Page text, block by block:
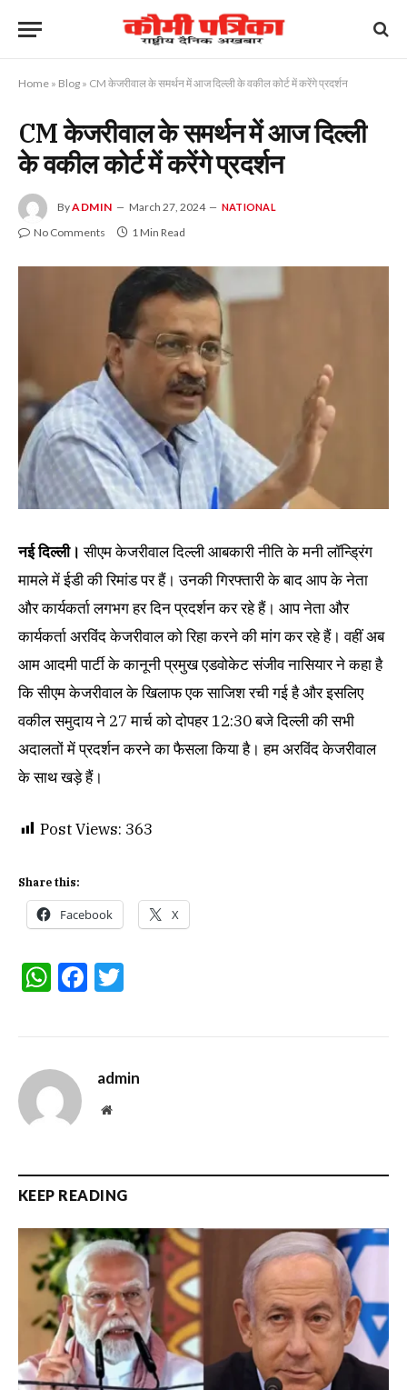
Home » Blog » CM केजरीवाल के समर्थन में आज दिल्ली के वकील कोर्ट में करेंगे प्रदर्शन
CM केजरीवाल के समर्थन में आज दिल्ली
के वकील कोर्ट में करेंगे प्रदर्शन
ByADMIN March 27, 2024 NATIONAL
No Comments 1 Min Read
नई दिल्ली।सीएम केजरीवाल दिल्ली आबकारी नीति के मनी लॉन्ड्रिंग
मामले में ईडी की रिमांड पर हैं। उनकी गिरफ्तारी के बाद आप के नेता
और कार्यकर्ता लगभग हर दिन प्रदर्शन कर रहे हैं। आप नेता और
कार्यकर्ता अरविंद केजरीवाल को रिहा करने की मांग कर रहे हैं। वहीं अब
आम आदमी पार्टी के कानूनी प्रमुख एडवोकेट संजीव नासियार ने कहा है
कि सीएम केजरीवाल के खिलाफ एक साजिश रची गई है और इसलिए
वकील समुदाय ने 27 मार्च को दोपहर 12:30 बजे दिल्ली की सभी
अदालतों में प्रदर्शन करने का फैसला किया है। हम अरविंद केजरीवाल
के साथ खड़े हैं।
Post Views: 363
Share this:
Facebook X
WhatsApp
Facebook
admin
Website
KEEP READING